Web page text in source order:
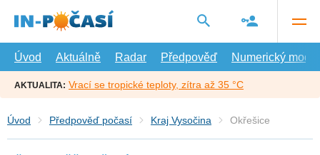
hlavní
Úvod
Aktuálně Radar Předpověď Numerický model
AKTUALITA: Vrací se tropické teploty, zítra až 35 °C
Úvod Předpověď počasí Kraj Vysočina Okřešice